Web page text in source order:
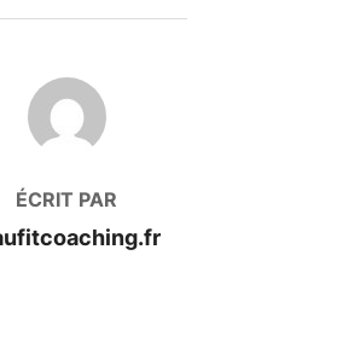
DE LA PUBLICATION
ÉCRIT PAR